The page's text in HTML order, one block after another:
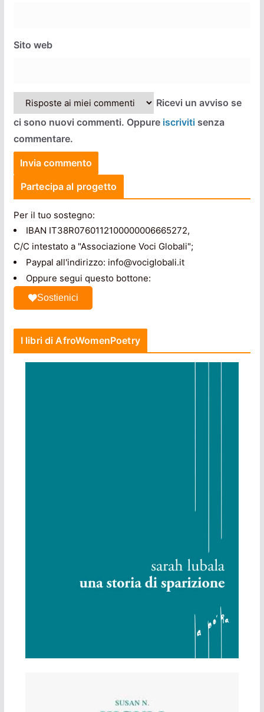
Sito web
Ricevi un avviso se
ci sono nuovi commenti. Oppure iscrivitisenza
commentare.
Partecipa al progetto
Per il tuo sostegno:
IBAN IT38R0760112100000006665272,
C/C intestato a "Associazione Voci Globali";
Paypal all'indirizzo: info@vociglobali.it
Oppure segui questo bottone:
Sostienici
I libri di AfroWomenPoetry